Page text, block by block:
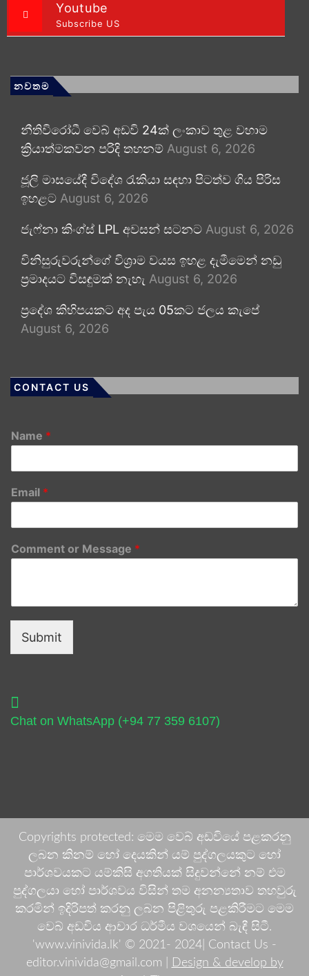
Youtube
Subscribe US
නවතම
නීතිවිරෝධී වෙබ් අඩවි 24ක් ලංකාව තුළ වහාම
ක්‍රියාත්මකවන පරිදි තහනම් August 6, 2026
ජූලි මාසයේදී විදේශ රැකියා සඳහා පිටත්ව ගිය පිරිස
ඉහළට August 6, 2026
ජැෆ්නා කිංග්ස් LPL අවසන් සටනට August 6, 2026
විනිසුරුවරුන්ගේ විශ්‍රාම වයස ඉහළ දැමීමෙන් නඩු
ප්‍රමාදයට විසඳුමක් නැහැ August 6, 2026
ප්‍රදේශ කිහිපයකට අද පැය 05කට ජලය කැපේ
August 6, 2026
CONTACT US
Name *
Email *
Comment or Message *
Submit
Chat on WhatsApp (+94 77 359 6107)
Copyrights protected: මෙම වෙබ් අඩවියේ පළකරනු
ලබන කිනම් හෝ දෙයකින් යම් පුද්ගලයකුට හෝ
පාර්ශවයකට යම්කිසි අගතියක් සිදුවන්නේ නම් එම
පුද්ගලයා හෝ පාර්ශවය විසින් තම අනන්‍යතාව තහවුරු
කරමින් ඉදිරිපත් කරනු ලබන පිළිතුරු පළකිරීමට මෙම
වෙබ් අඩවිය ආචාර ධර්මීය වශයෙන් බැඳී සිටී.
'www.vinivida.lk' © 2021- 2024| Contact Us -
editor.vinivida@gmail.com |
Design & develop by